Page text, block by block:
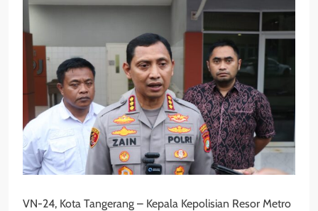
VN-24, Kota Tangerang – Kepala Kepolisian Resor Metro